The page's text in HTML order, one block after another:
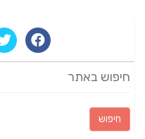
חיפוש באתר
חיפוש: